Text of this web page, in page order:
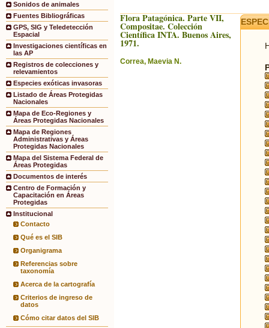
Sonidos de animales
Fuentes Bibliográficas
GPS, SIG y Teledetección
Espacial
Investigaciones científicas en
las AP
Registros de colecciones y
relevamientos
Especies exóticas invasoras
Listado de Áreas Protegidas
Nacionales
Mapa de Eco-Regiones y
Áreas Protegidas Nacionales
Mapa de Regiones
Administrativas y Áreas
Protegidas Nacionales
Mapa del Sistema Federal de
Áreas Protegidas
Documentos de interés
Centro de Formación y
Capacitación en Áreas
Protegidas
Institucional
Contacto
Qué es el SIB
Organigrama
Referencias sobre
taxonomía
Acerca de la cartografía
Criterios de ingreso de
datos
Cómo citar datos del SIB
Flora Patagónica. Parte VII,
Compositae. Colección
Científica INTA. Buenos Aires,
1971.
Correa, Maevia N.